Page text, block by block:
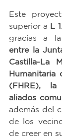
Este
superior a L
gracias a
entre la
Castilla-La
Humanitaria
(FHRE), la
aliados
además del
de los
de creer en